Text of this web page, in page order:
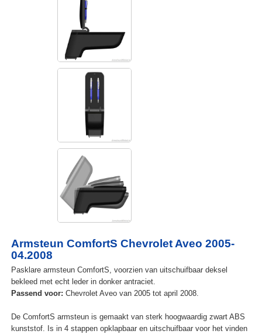
Armsteun ComfortS Chevrolet Aveo 2005-
04.2008
Pasklare armsteun ComfortS, voorzien van uitschuifbaar deksel
bekleed met echt leder in donker antraciet.
Passend voor: Chevrolet Aveo van 2005 tot april 2008.
De ComfortS armsteun is gemaakt van sterk hoogwaardig zwart ABS
kunststof. Is in 4 stappen opklapbaar en uitschuifbaar voor het vinden